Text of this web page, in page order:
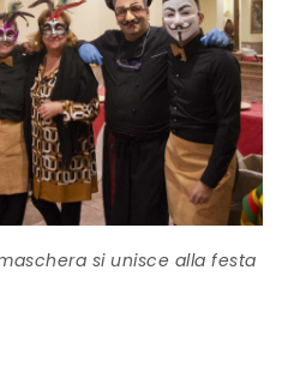
si unisce alla festa